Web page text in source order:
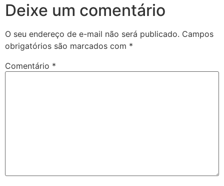
Deixe um comentário
O seu endereço de e-mail não será publicado. Campos
obrigatórios são marcados com *
Comentário *